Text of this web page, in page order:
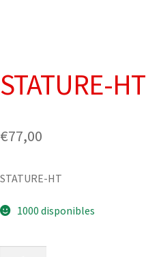
STATURE-HT
€77,00
STATURE-HT
1000 disponibles